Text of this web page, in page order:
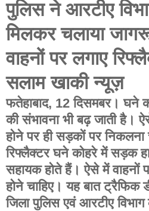
पुलिस ने आरटीए
मिलकर चलाया
वाहनों पर लगाए
सलाम खाकी न्यूज़
फतेहाबाद, 12 दिसमबर। घने
की संभावना भी बढ़ जाती है।
होने पर ही सड़कों पर निकलना
रिफ्लैक्टर घने कोहरे में सड़क
सहायक होते हैं। ऐसे में वाहनों
होने चाहिए। यह बात ट्रैफिक
जिला पुलिस एवं आरटीए